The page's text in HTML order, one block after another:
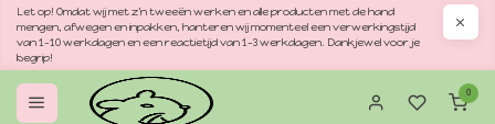
Let op! Omdat wij met z'n tweeën werken en alle producten met de hand
mengen, afwegen en inpakken, hanteren wij momenteel een verwerkingstijd
van 1–10 werkdagen en een reactietijd van 1–3 werkdagen. Dankjewel voor je
begrip!
0